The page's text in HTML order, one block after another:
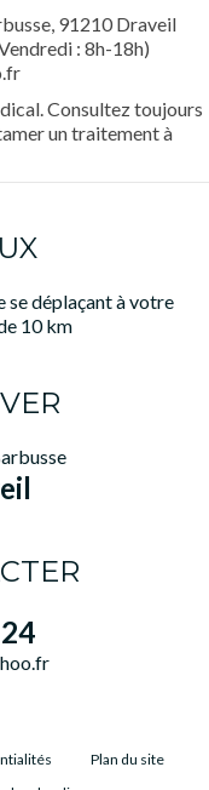
91210 Draveil
: 8h-18h)
Consultez toujours
un traitement à
déplaçant à votre
10 km
Plan du site